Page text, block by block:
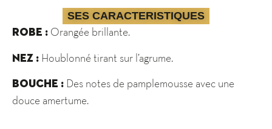
SES CARACTERISTIQUES
ROBE : Orangée brillante.
NEZ : Houblonné tirant sur l’agrume.
BOUCHE : Des notes de pamplemousse avec une
douce amertume.